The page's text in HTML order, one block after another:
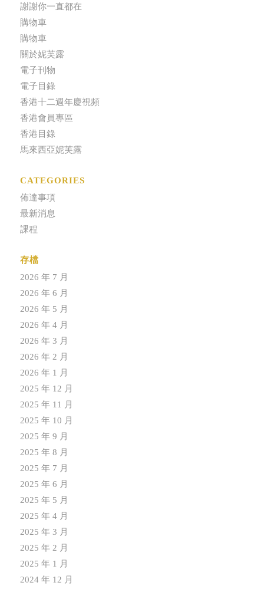
謝謝你一直都在
購物車
購物車
關於妮芙露
電子刊物
電子目錄
香港十二週年慶視頻
香港會員專區
香港目錄
馬來西亞妮芙露
CATEGORIES
佈達事項
最新消息
課程
存檔
2026 年 7 月
2026 年 6 月
2026 年 5 月
2026 年 4 月
2026 年 3 月
2026 年 2 月
2026 年 1 月
2025 年 12 月
2025 年 11 月
2025 年 10 月
2025 年 9 月
2025 年 8 月
2025 年 7 月
2025 年 6 月
2025 年 5 月
2025 年 4 月
2025 年 3 月
2025 年 2 月
2025 年 1 月
2024 年 12 月